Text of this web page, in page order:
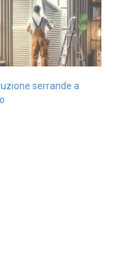
serrande a